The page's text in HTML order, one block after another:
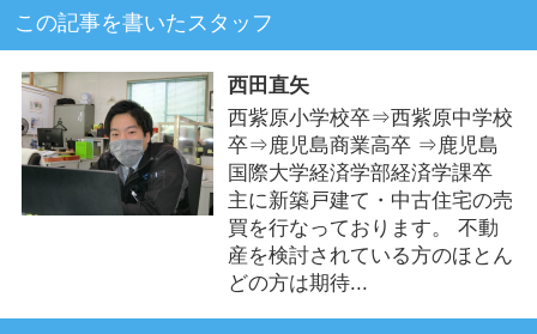
この記事を書いたスタッフ
西田直矢
西紫原小学校卒⇒西紫原中学校
卒⇒鹿児島商業高卒 ⇒鹿児島
国際大学経済学部経済学課卒
主に新築戸建て・中古住宅の売
買を行なっております。 不動
産を検討されている方のほとん
どの方は期待...